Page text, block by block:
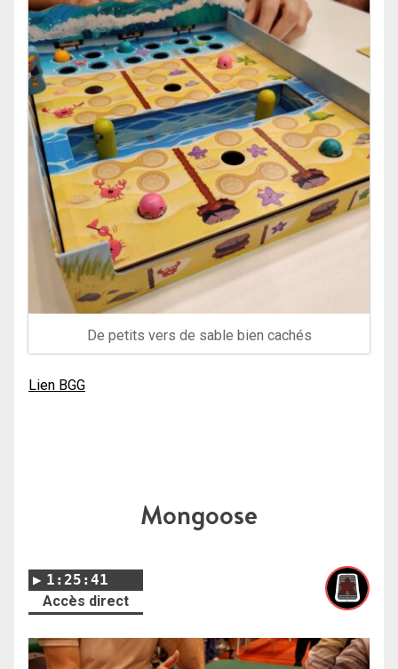
De petits vers de sable bien cachés
Lien BGG
Mongoose
1:25:41
Accès direct